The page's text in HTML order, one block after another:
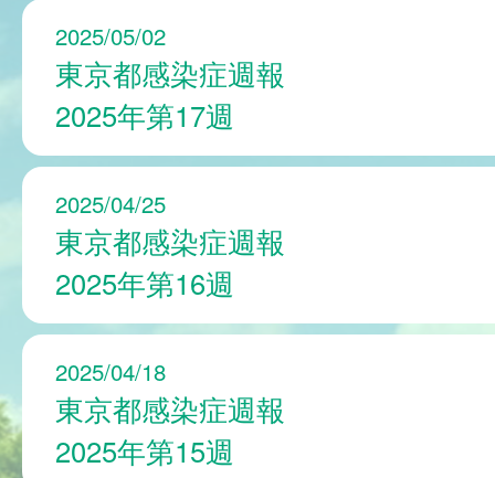
2025/05/02
東京都感染症週報
2025年第17週
2025/04/25
東京都感染症週報
2025年第16週
2025/04/18
東京都感染症週報
2025年第15週